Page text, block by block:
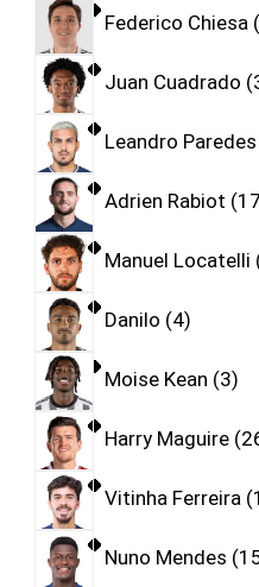
Federico Chiesa
Juan Cuadrado
Leandro Paredes
Adrien Rabiot 17
Manuel Locatelli
Danilo 4
Moise Kean 3
Harry Maguire
Vitinha Ferreira
Nuno Mendes